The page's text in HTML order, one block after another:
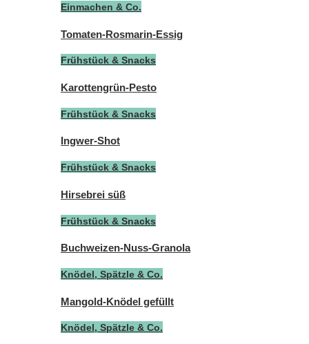
Einmachen & Co.
Tomaten-Rosmarin-Essig
Frühstück & Snacks
Karottengrün-Pesto
Frühstück & Snacks
Ingwer-Shot
Frühstück & Snacks
Hirsebrei süß
Frühstück & Snacks
Buchweizen-Nuss-Granola
Knödel, Spätzle & Co.
Mangold-Knödel gefüllt
Knödel, Spätzle & Co.